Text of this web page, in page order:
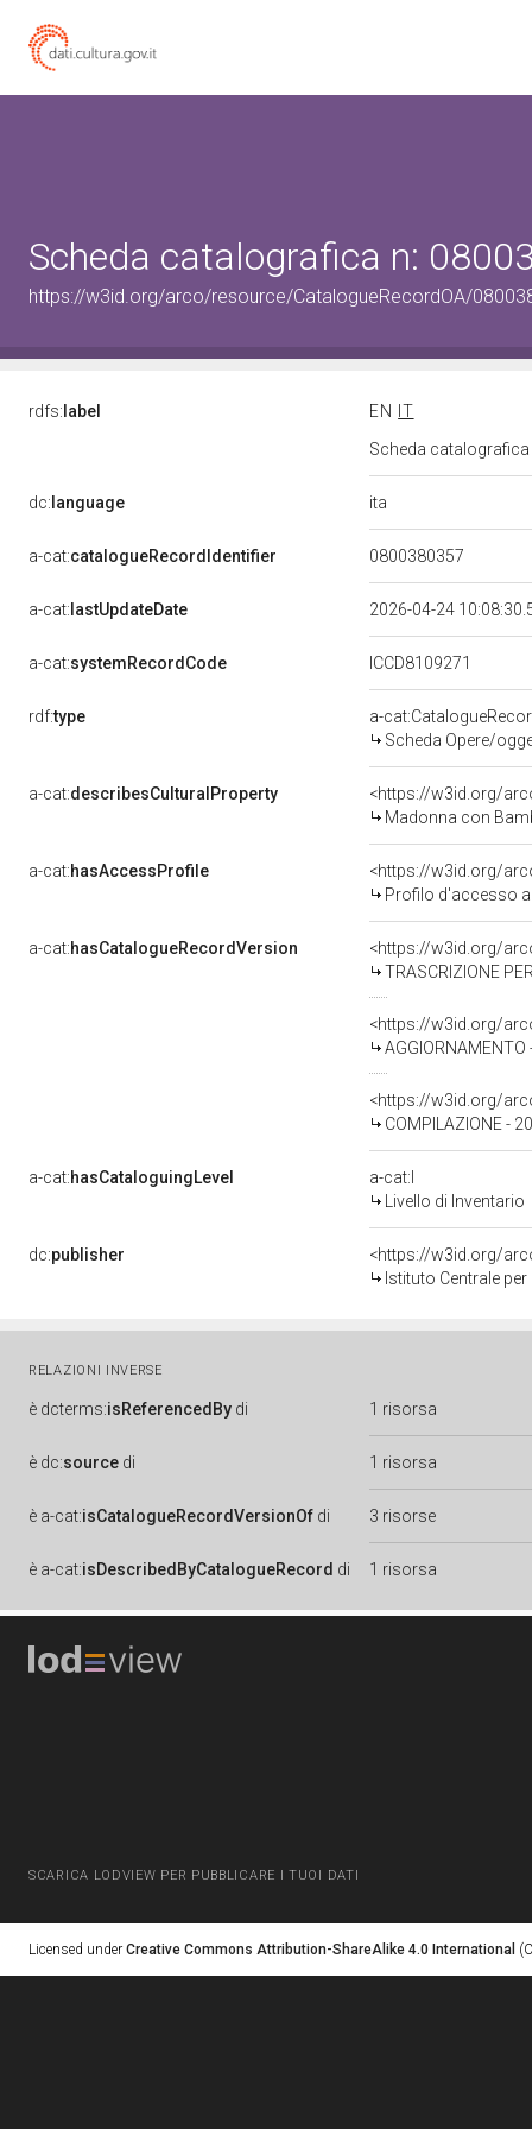
Scheda catalografica n:
https://w3id.org/arco/resource/CatalogueRecordOA/
rdfs: label EN
IT
Scheda
dc: language ita
a-cat:catalogueRecordIdentifier 0800380357
a-cat: lastUpdateDate 2026-04-24
a-cat:systemRecordCode ICCD8109271
rdf:type
a-
Scheda Opere/
a-cat:describesCulturalProperty
<https://w3id.org/
Madonna con
a-cat:hasAccessProfile
<https://w3id.org/
Profilo d'accesso
a-cat:hasCatalogueRecordVersion
<https://w3id.org/
TRASCRIZIONE
<https://w3id.org/
AGGIORNAMENTO
<https://w3id.org/
COMPILAZIONE -
a-cat:hasCataloguingLevel
a-cat:I
Livello di Inventario
dc:publisher
<https://w3id.org/
Istituto Centrale
RELAZIONI INVERSE
è dcterms:isReferencedBy di 1 risorsa
è dc:source di 1 risorsa
è a-cat:isCatalogueRecordVersionOf di 3 risorse
è a-cat:isDescribedByCatalogueRecord di 1 risorsa
SCARICA LODVIEW PER PUBBLICARE I TUOI DATI
Licensed under Creative Commons Attribution-ShareAlike 4.0 International